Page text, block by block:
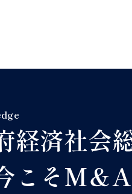
経済社会
こそM＆